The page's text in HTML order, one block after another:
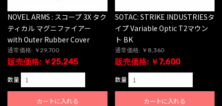
NOVEL ARMS : スコープ 3X タク
ティカル マグニファイアー
with Outer Rubber Cover
通常価格: ￥29,700
販売価格: ￥25,245
数量
カートに入れる
SOTAC: STRIKE INDUSTRIESタ
イプ Variable Optic T2マウン
ト BK
通常価格: ￥8,360
販売価格: ￥7,600
数量
カートに入れる